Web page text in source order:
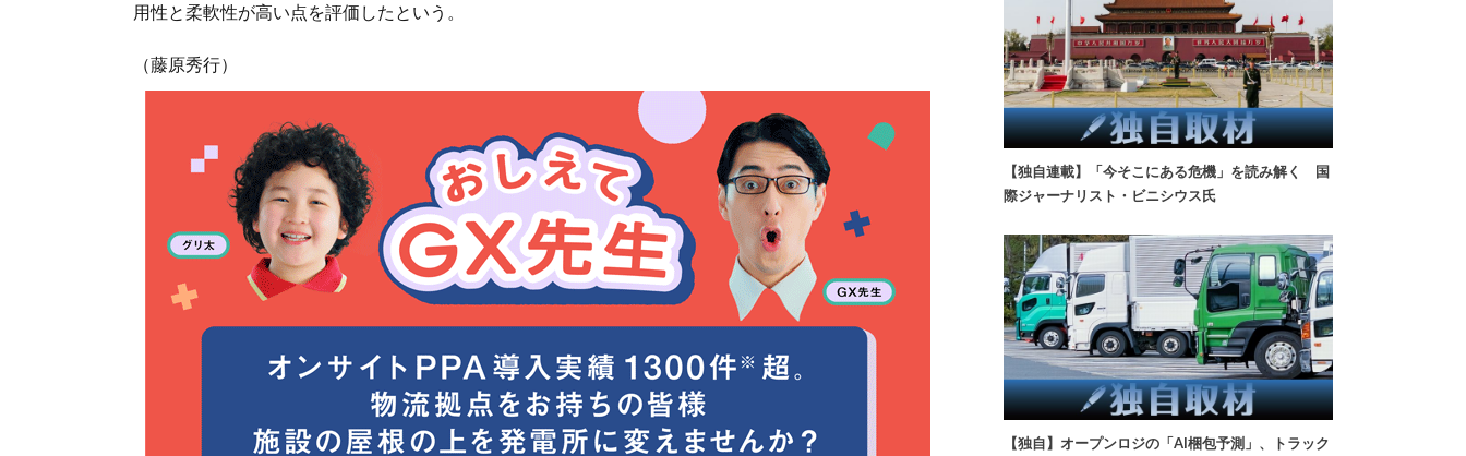
用性と柔軟性が高い点を評価したという。
（藤原秀行）
【独自連載】「今そこにある危機」を読み解く 国
際ジャーナリスト・ビニシウス氏
【独自】オープンロジの「AI梱包予測」、トラック